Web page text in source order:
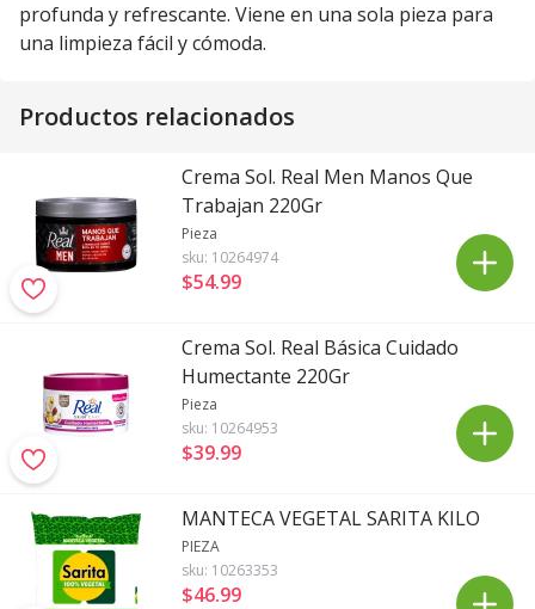
profunda y refrescante. Viene en una sola pieza para
una limpieza fácil y cómoda.
Productos relacionados
Crema Sol. Real Men Manos Que
Trabajan 220Gr
Pieza
sku: 10264974
$54.99
Crema Sol. Real Básica Cuidado
Humectante 220Gr
Pieza
sku: 10264953
$39.99
MANTECA VEGETAL SARITA KILO
PIEZA
sku: 10263353
$46.99